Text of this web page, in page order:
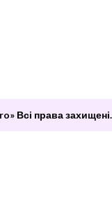
Всі права захищені.